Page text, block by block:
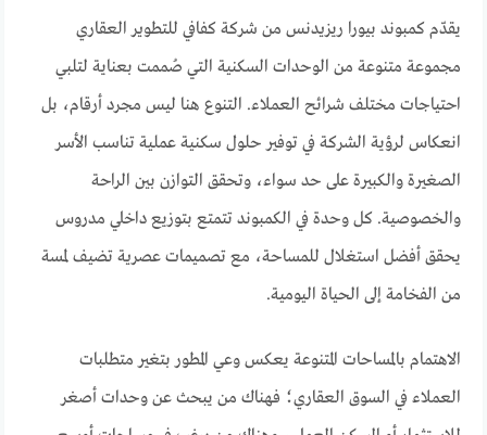
يقدّم كمبوند بيورا ريزيدنس من شركة كفافي للتطوير العقاري
مجموعة متنوعة من الوحدات السكنية التي صُممت بعناية لتلبي
احتياجات مختلف شرائح العملاء. التنوع هنا ليس مجرد أرقام، بل
انعكاس لرؤية الشركة في توفير حلول سكنية عملية تناسب الأسر
الصغيرة والكبيرة على حد سواء، وتحقق التوازن بين الراحة
والخصوصية. كل وحدة في الكمبوند تتمتع بتوزيع داخلي مدروس
يحقق أفضل استغلال للمساحة، مع تصميمات عصرية تضيف لمسة
من الفخامة إلى الحياة اليومية.
الاهتمام بالمساحات المتنوعة يعكس وعي المطور بتغير متطلبات
العملاء في السوق العقاري؛ فهناك من يبحث عن وحدات أصغر